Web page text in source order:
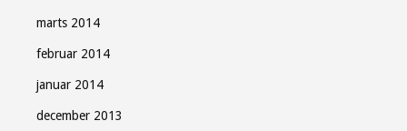
marts 2014
februar 2014
januar 2014
december 2013